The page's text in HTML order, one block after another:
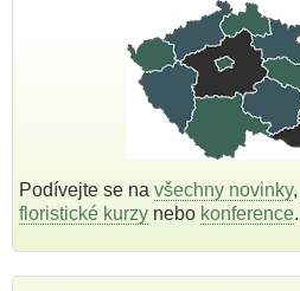
Podívejte se na všechny novinky,
floristické kurzy nebo konference.